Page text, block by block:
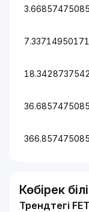
Көбірек
Трендтегі